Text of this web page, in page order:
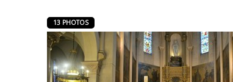
13 PHOTOS